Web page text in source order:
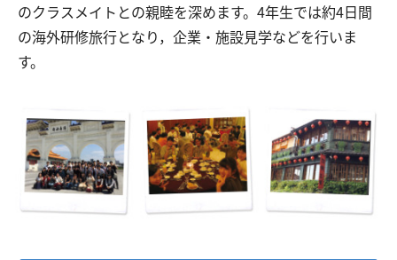
のクラスメイトとの親睦を深めます。4年生では約4日間
の海外研修旅行となり，企業・施設見学などを行いま
す。